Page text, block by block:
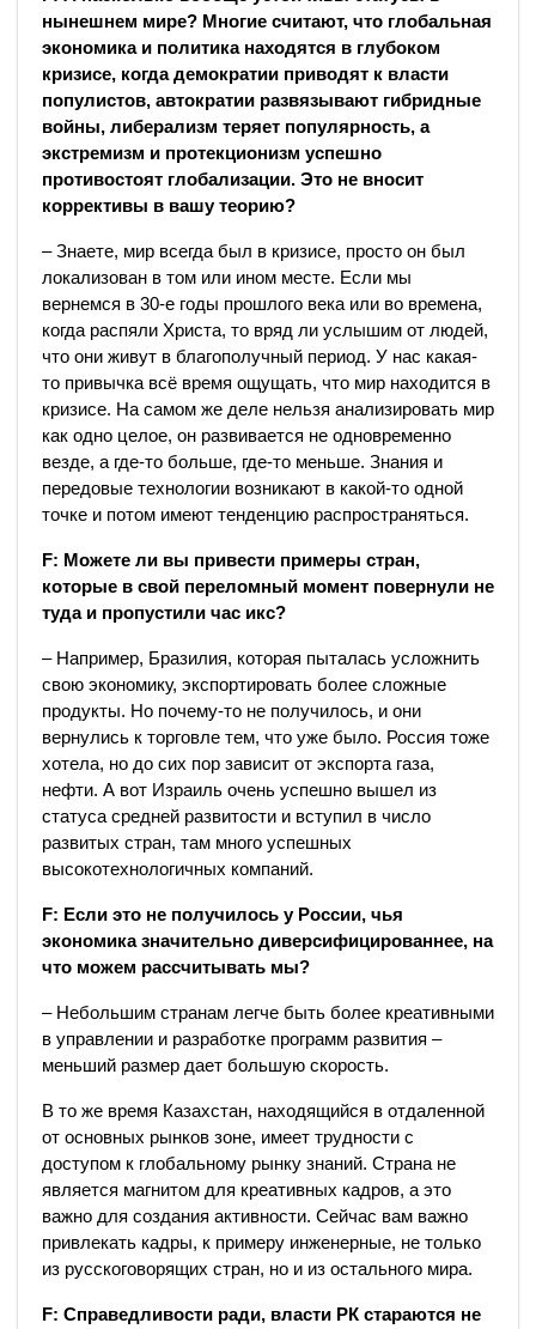
нынешнем мире? Многие считают, что глобальная
экономика и политика находятся в глубоком
кризисе, когда демократии приводят к власти
популистов, автократии развязывают гибридные
войны, либерализм теряет популярность, а
экстремизм и протекционизм успешно
противостоят глобализации. Это не вносит
коррективы в вашу теорию?
– Знаете, мир всегда был в кризисе, просто он был
локализован в том или ином месте. Если мы
вернемся в 30-е годы прошлого века или во времена,
когда распяли Христа, то вряд ли услышим от людей,
что они живут в благополучный период. У нас какая-
то привычка всё время ощущать, что мир находится в
кризисе. На самом же деле нельзя анализировать мир
как одно целое, он развивается не одновременно
везде, а где-то больше, где-то меньше. Знания и
передовые технологии возникают в какой-то одной
точке и потом имеют тенденцию распространяться.
F: Можете ли вы привести примеры стран,
которые в свой переломный момент повернули не
туда и пропустили час икс?
– Например, Бразилия, которая пыталась усложнить
свою экономику, экспортировать более сложные
продукты. Но почему-то не получилось, и они
вернулись к торговле тем, что уже было. Россия тоже
хотела, но до сих пор зависит от экспорта газа,
нефти. А вот Израиль очень успешно вышел из
статуса средней развитости и вступил в число
развитых стран, там много успешных
высокотехнологичных компаний.
F: Если это не получилось у России, чья
экономика значительно диверсифицированнее, на
что можем рассчитывать мы?
– Небольшим странам легче быть более креативными
в управлении и разработке программ развития –
меньший размер дает большую скорость.
В то же время Казахстан, находящийся в отдаленной
от основных рынков зоне, имеет трудности с
доступом к глобальному рынку знаний. Страна не
является магнитом для креативных кадров, а это
важно для создания активности. Сейчас вам важно
привлекать кадры, к примеру инженерные, не только
из русскоговорящих стран, но и из остального мира.
F: Справедливости ради, власти РК стараются не